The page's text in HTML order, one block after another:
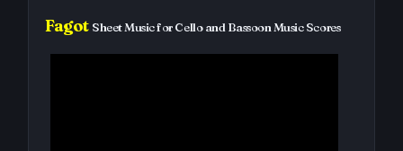
Fagot Sheet Music for Cello and Bassoon Music Scores